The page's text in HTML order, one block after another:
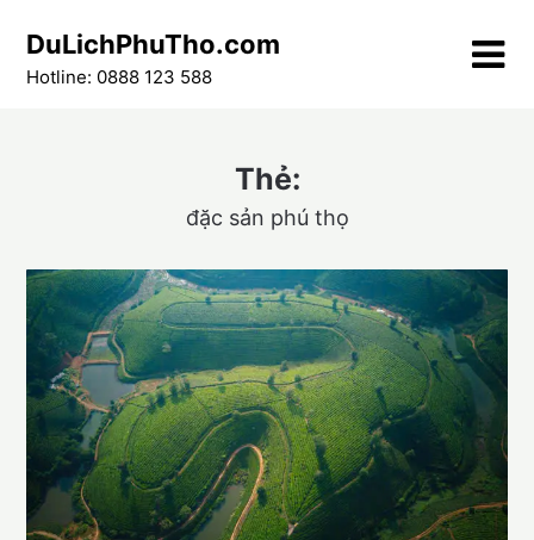
content
DuLichPhuTho.com
Hotline: 0888 123 588
Thẻ:
đặc sản phú thọ